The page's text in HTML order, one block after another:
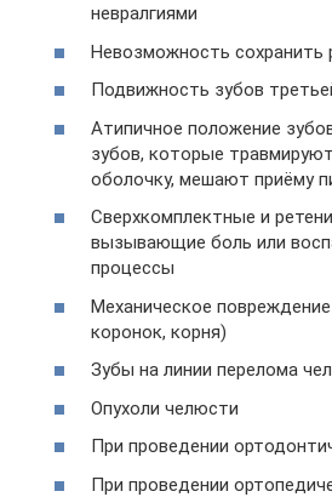
невралгиями
Невозможность сохранить
Подвижность зубов
Атипичное положение
зубов, которые
оболочку, мешают приёму
Сверхкомплектные и
вызывающие боль или
процессы
Механическое
коронок, корня)
Зубы на линии перелома
Опухоли челюсти
При проведении
При проведении